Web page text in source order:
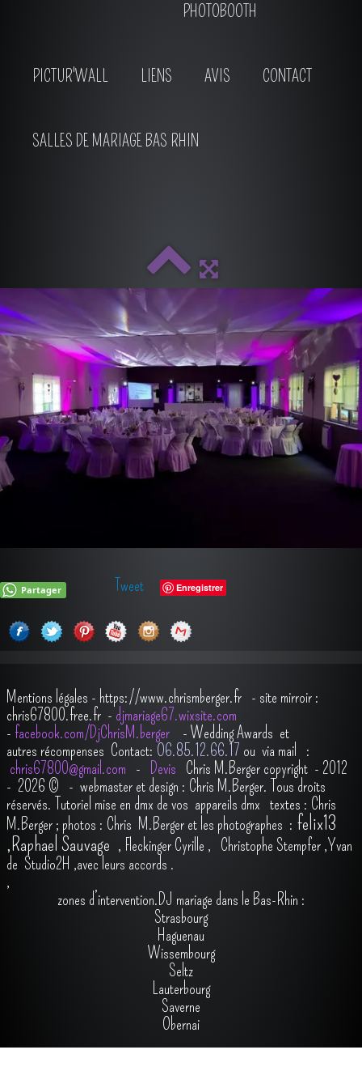
PHOTOBOOTH
PICTUR'WALL LIENS AVIS CONTACT
SALLES DE MARIAGE BAS RHIN
Partager Tweet Enregistrer
Mentions légales - https://www.chrismberger.fr - site mirroir :
chris67800.free.fr - djmariage67.wixsite.com
- facebook.com/DjChrisM.berger - Wedding Awards et
autres récompenses Contact: O6.85.12.66.17 ou via mail :
chris67800@gmail.com - Devis Chris M.Berger copyright - 2012
- 2026 © - webmaster et design : Chris M.Berger. Tous droits
réservés. Tutoriel mise en dmx de vos appareils dmx textes : Chris
M.Berger ; photos : Chris M.Berger et les photographes : felix13
,Raphael Sauvage , Fleckinger Cyrille , Christophe Stempfer ,Yvan
de Studio2H ,avec leurs accords .
,
zones d’intervention.DJ mariage dans le Bas-Rhin :
Strasbourg
Haguenau
Wissembourg
Seltz
Lauterbourg
Saverne
Obernai